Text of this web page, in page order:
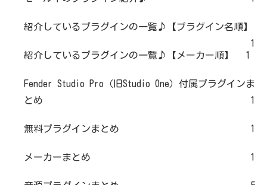
紹介しているプラグインの一覧♪【プラグイン名順】
1
紹介しているプラグインの一覧♪【メーカー順】
1
Fender Studio Pro（旧Studio One）付属プラグインま
とめ
1
無料プラグインまとめ 1
メーカーまとめ 1